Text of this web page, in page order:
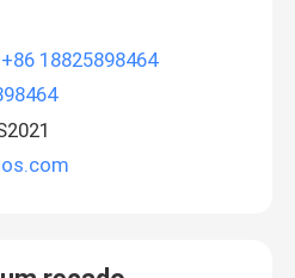
+86 18825898464